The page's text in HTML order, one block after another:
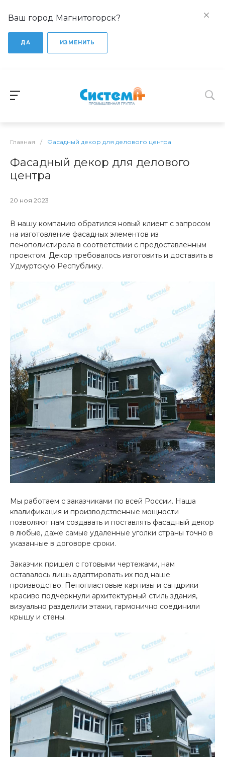
Ваш город Магнитогорск?
ДА ИЗМЕНИТЬ
Главная / Фасадный декор для делового центра
Фасадный декор для делового
центра
20 ноя 2023
В нашу компанию обратился новый клиент с запросом
на изготовление фасадных элементов из
пенополистирола в соответствии с предоставленным
проектом. Декор требовалось изготовить и доставить в
Удмуртскую Республику.
Мы работаем с заказчиками по всей России. Наша
квалификация и производственные мощности
позволяют нам создавать и поставлять фасадный декор
в любые, даже самые удаленные уголки страны точно в
указанные в договоре сроки.
Заказчик пришел с готовыми чертежами, нам
оставалось лишь адаптировать их под наше
производство. Пенопластовые карнизы и сандрики
красиво подчеркнули архитектурный стиль здания,
визуально разделили этажи, гармонично соединили
крышу и стены.